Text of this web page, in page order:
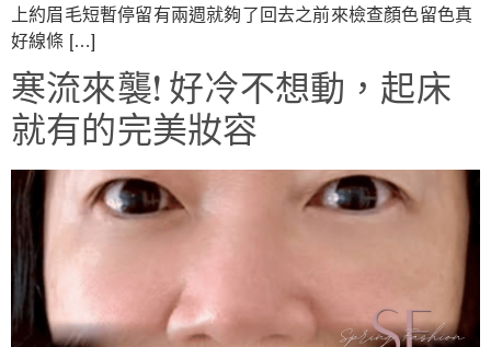
上約眉毛短暫停留有兩週就夠了回去之前來檢查顏色留色真
好線條 […]
寒流來襲! 好冷不想動，起床
就有的完美妝容